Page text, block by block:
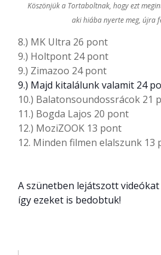
Köszönjük a Tortaboltnak, hogy ezt
aki hiába nyerte meg, újra
8.) MK Ultra 26 pont
9.) Holtpont 24 pont
9.) Zimazoo 24 pont
9.) Majd kitalálunk valamit 24
10.) Balatonsoundossrácok 21
11.) Bogda Lajos 20 pont
12.) MoziZOOK 13 pont
12. Minden filmen elalszunk 13
A szünetben lejátszott
így ezeket is bedobtuk!